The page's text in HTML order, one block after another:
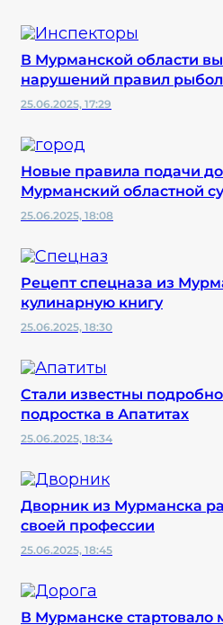
В Мурманской области
нарушений правил
25.06.2025, 17:29
Новые правила подачи
Мурманский областной
25.06.2025, 18:08
Рецепт спецназа из
кулинарную книгу
25.06.2025, 18:30
Стали известны
подростка в Апатитах
25.06.2025, 18:34
Дворник из Мурманска
своей профессии
25.06.2025, 18:45
В Мурманске стартовало